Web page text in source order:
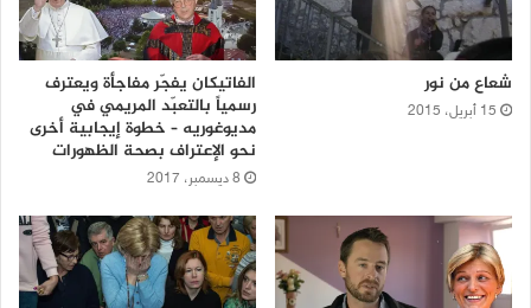
شعاع من نور
15 أبريل، 2015
الفاتيكان يفجّر مفاجأة ويعترف
رسمياً بالتعبّد المريمي في
مديوغوريه – خطوة إيجابية أخرى
نحو الإعتراف بصحة الظهورات
8 ديسمبر، 2017